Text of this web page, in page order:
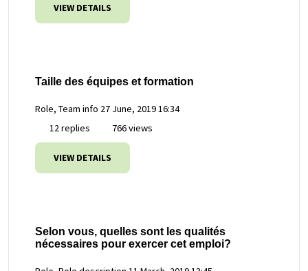
VIEW DETAILS
Taille des équipes et formation
Role, Team info 27 June, 2019 16:34
12 replies
766 views
VIEW DETAILS
Selon vous, quelles sont les qualités
nécessaires pour exercer cet emploi?